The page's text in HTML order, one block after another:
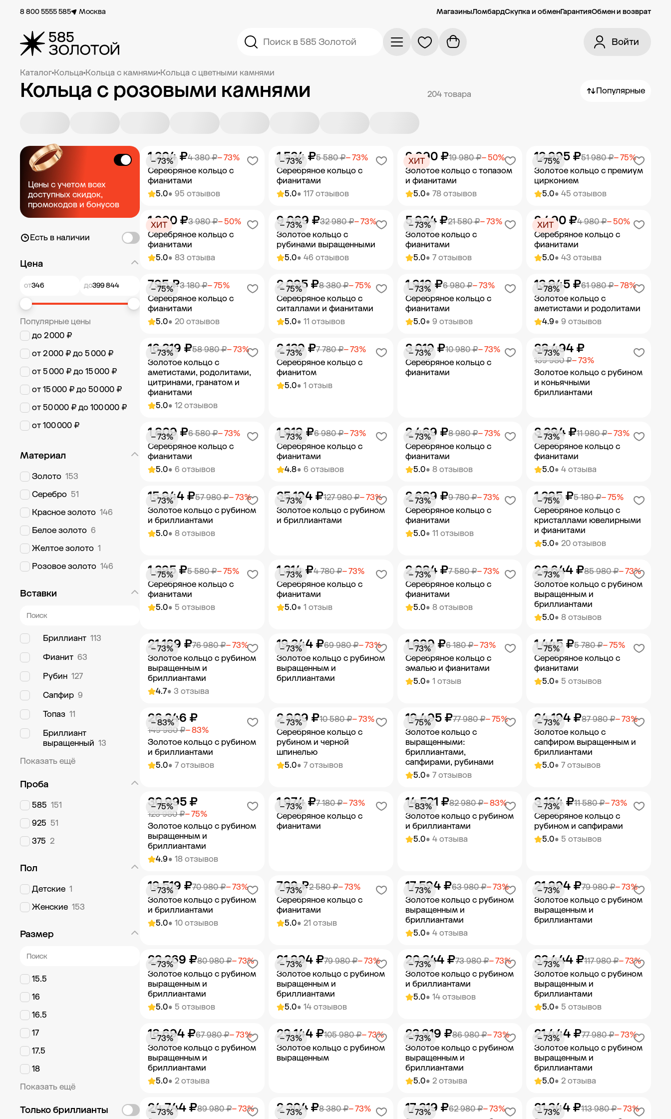
8 800 5555 585 Москва МагазиныЛомбардСкупка и обменГарантияОбмен и возврат
Поиск в 585 Золотой Войти
Каталог Кольца Кольца с камнями Кольца с цветными камнями
Кольца с розовыми камнями 204 товара Популярные
Цены с учетом всех
доступных скидок,
промокодов и бонусов
Есть в наличии
Цена
от до
Популярные цены
до 2 000 ₽
от 2 000 ₽ до 5 000 ₽
от 5 000 ₽ до 15 000 ₽
от 15 000 ₽ до 50 000 ₽
от 50 000 ₽ до 100 000 ₽
от 100 000 ₽
Материал
Золото 153
Серебро 51
Красное золото 146
Белое золото 6
Желтое золото 1
Розовое золото 146
Вставки
Бриллиант 113
Фианит 63
Рубин 127
Сапфир 9
Топаз 11
Бриллиант
выращенный 13
Показать ещё
Проба
585 151
925 51
375 2
Пол
Детские 1
Женские 153
Размер
15.5
16
16.5
17
17.5
18
Показать ещё
Только бриллианты
5.0• 95 отзывов
Серебряное кольцо с
фианитами
4 380 ₽− 73%
1 204 ₽
− 73%
Добавить в корзину
5.0• 117 отзывов
Серебряное кольцо с
фианитами
5 580 ₽− 73%
1 534 ₽
− 73%
Добавить в корзину
5.0• 78 отзывов
Золотое кольцо с топазом
и фианитами
19 980 ₽− 50%
9 990 ₽
ХИТ
Добавить в корзину
5.0• 45 отзывов
Золотое кольцо с премиум
цирконием
51 980 ₽− 75%
12 995 ₽
− 75%
Добавить в корзину
5.0• 83 отзыва
Серебряное кольцо с
фианитами
3 980 ₽− 50%
1 990 ₽
ХИТ
Добавить в корзину
5.0• 46 отзывов
Золотое кольцо с
рубинами выращенными
32 980 ₽− 73%
9 069 ₽
− 73%
Добавить в корзину
5.0• 7 отзывов
Золотое кольцо с
фианитами
21 580 ₽− 73%
5 934 ₽
− 73%
Добавить в корзину
5.0• 43 отзыва
Серебряное кольцо с
фианитами
4 980 ₽− 50%
2 490 ₽
ХИТ
Добавить в корзину
5.0• 20 отзывов
Серебряное кольцо с
фианитами
3 180 ₽− 75%
795 ₽
− 75%
Добавить в корзину
5.0• 11 отзывов
Серебряное кольцо с
ситаллами и фианитами
8 380 ₽− 75%
2 095 ₽
− 75%
Добавить в корзину
5.0• 9 отзывов
Серебряное кольцо с
фианитами
6 980 ₽− 73%
1 919 ₽
− 73%
Добавить в корзину
4.9• 9 отзывов
Золотое кольцо с
аметистами и родолитами
61 980 ₽− 78%
13 945 ₽
− 78%
Добавить в корзину
5.0• 12 отзывов
Золотое кольцо с
аметистами, родолитами,
цитринами, гранатом и
фианитами
58 980 ₽− 73%
16 219 ₽
− 73%
Добавить в корзину
5.0• 1 отзыв
Серебряное кольцо с
фианитом
7 780 ₽− 73%
2 139 ₽
− 73%
Добавить в корзину
Серебряное кольцо с
фианитами
10 980 ₽− 73%
3 019 ₽
− 73%
Добавить в корзину
Золотое кольцо с рубином
и коньячными
бриллиантами
139 980 ₽− 73%
38 494 ₽
− 73%
Добавить в корзину
5.0• 6 отзывов
Серебряное кольцо с
фианитами
6 580 ₽− 73%
1 809 ₽
− 73%
Добавить в корзину
4.8• 6 отзывов
Серебряное кольцо с
фианитами
6 980 ₽− 73%
1 919 ₽
− 73%
Добавить в корзину
5.0• 8 отзывов
Серебряное кольцо с
фианитами
8 980 ₽− 73%
2 469 ₽
− 73%
Добавить в корзину
5.0• 4 отзыва
Серебряное кольцо с
фианитами
11 980 ₽− 73%
3 294 ₽
− 73%
Добавить в корзину
5.0• 8 отзывов
Золотое кольцо с рубином
и бриллиантами
57 980 ₽− 73%
15 944 ₽
− 73%
Добавить в корзину
Золотое кольцо с рубином
и бриллиантами
127 980 ₽− 73%
35 194 ₽
− 73%
Добавить в корзину
5.0• 11 отзывов
Серебряное кольцо с
фианитами
9 780 ₽− 73%
2 689 ₽
− 73%
Добавить в корзину
5.0• 20 отзывов
Серебряное кольцо с
кристаллами ювелирными
и фианитами
5 180 ₽− 75%
1 295 ₽
− 75%
Добавить в корзину
5.0• 5 отзывов
Серебряное кольцо с
фианитами
5 580 ₽− 75%
1 395 ₽
− 75%
Добавить в корзину
5.0• 1 отзыв
Серебряное кольцо с
фианитами
4 780 ₽− 73%
1 314 ₽
− 73%
Добавить в корзину
5.0• 8 отзывов
Серебряное кольцо с
фианитами
7 580 ₽− 73%
2 084 ₽
− 73%
Добавить в корзину
5.0• 8 отзывов
Золотое кольцо с рубином
выращенным и
бриллиантами
85 980 ₽− 73%
23 644 ₽
− 73%
Добавить в корзину
4.7• 3 отзыва
Золотое кольцо с рубином
выращенным и
бриллиантами
76 980 ₽− 73%
21 169 ₽
− 73%
Добавить в корзину
Золотое кольцо с рубином
выращенным и
бриллиантами
69 980 ₽− 73%
19 244 ₽
− 73%
Добавить в корзину
5.0• 1 отзыв
Серебряное кольцо с
эмалью и фианитами
6 180 ₽− 73%
1 699 ₽
− 73%
Добавить в корзину
5.0• 5 отзывов
Серебряное кольцо с
фианитами
5 780 ₽− 75%
1 445 ₽
− 75%
Добавить в корзину
5.0• 7 отзывов
Золотое кольцо с рубином
и бриллиантами
149 980 ₽− 83%
26 246 ₽
− 83%
Добавить в корзину
5.0• 7 отзывов
Серебряное кольцо с
рубином и черной
шпинелью
10 580 ₽− 73%
2 909 ₽
− 73%
Добавить в корзину
5.0• 7 отзывов
Золотое кольцо с
выращенными:
бриллиантами,
сапфирами, рубинами
77 980 ₽− 75%
19 495 ₽
− 75%
Добавить в корзину
5.0• 7 отзывов
Золотое кольцо с
сапфиром выращенным и
бриллиантами
87 980 ₽− 73%
24 194 ₽
− 73%
Добавить в корзину
4.9• 18 отзывов
Золотое кольцо с рубином
выращенным и
бриллиантами
123 980 ₽− 75%
30 995 ₽
− 75%
Добавить в корзину
Серебряное кольцо с
фианитами
7 180 ₽− 73%
1 974 ₽
− 73%
Добавить в корзину
5.0• 4 отзыва
Золотое кольцо с рубином
и бриллиантами
82 980 ₽− 83%
14 521 ₽
− 83%
Добавить в корзину
5.0• 5 отзывов
Серебряное кольцо с
рубином и сапфирами
11 580 ₽− 73%
3 184 ₽
− 73%
Добавить в корзину
5.0• 10 отзывов
Золотое кольцо с рубином
и бриллиантами
70 980 ₽− 73%
19 519 ₽
− 73%
Добавить в корзину
5.0• 21 отзыв
Серебряное кольцо с
фианитами
2 580 ₽− 73%
709 ₽
− 73%
Добавить в корзину
5.0• 4 отзыва
Золотое кольцо с рубином
выращенным и
бриллиантами
63 980 ₽− 73%
17 594 ₽
− 73%
Добавить в корзину
Золотое кольцо с рубином
выращенным и
бриллиантами
79 980 ₽− 73%
21 994 ₽
− 73%
Добавить в корзину
5.0• 5 отзывов
Золотое кольцо с рубином
выращенным и
бриллиантами
80 980 ₽− 73%
22 269 ₽
− 73%
Добавить в корзину
5.0• 14 отзывов
Золотое кольцо с рубином
выращенным и
бриллиантами
79 980 ₽− 73%
21 994 ₽
− 73%
Добавить в корзину
5.0• 14 отзывов
Золотое кольцо с рубином
и бриллиантами
73 980 ₽− 73%
20 344 ₽
− 73%
Добавить в корзину
5.0• 5 отзывов
Золотое кольцо с рубином
выращенным и
бриллиантами
117 980 ₽− 73%
32 444 ₽
− 73%
Добавить в корзину
5.0• 2 отзыва
Золотое кольцо с рубином
выращенным и
бриллиантами
67 980 ₽− 73%
18 694 ₽
− 73%
Добавить в корзину
Золотое кольцо с рубином
выращенным
105 980 ₽− 73%
29 144 ₽
− 73%
Добавить в корзину
5.0• 2 отзыва
Золотое кольцо с рубином
выращенным и
бриллиантами
86 980 ₽− 73%
23 919 ₽
− 73%
Добавить в корзину
5.0• 2 отзыва
Золотое кольцо с рубином
выращенным и
бриллиантами
77 980 ₽− 73%
21 444 ₽
− 73%
Добавить в корзину
89 980 ₽− 73%
24 744 ₽
− 73% 8 380 ₽− 73%
2 304 ₽
− 73% 62 980 ₽− 73%
17 319 ₽
− 73% 113 980 ₽− 73%
31 344 ₽
− 73%